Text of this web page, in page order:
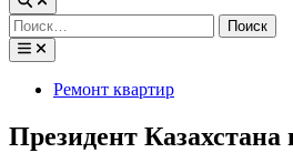
Найти:
PostedРемонт квартир
Президент Казахстана